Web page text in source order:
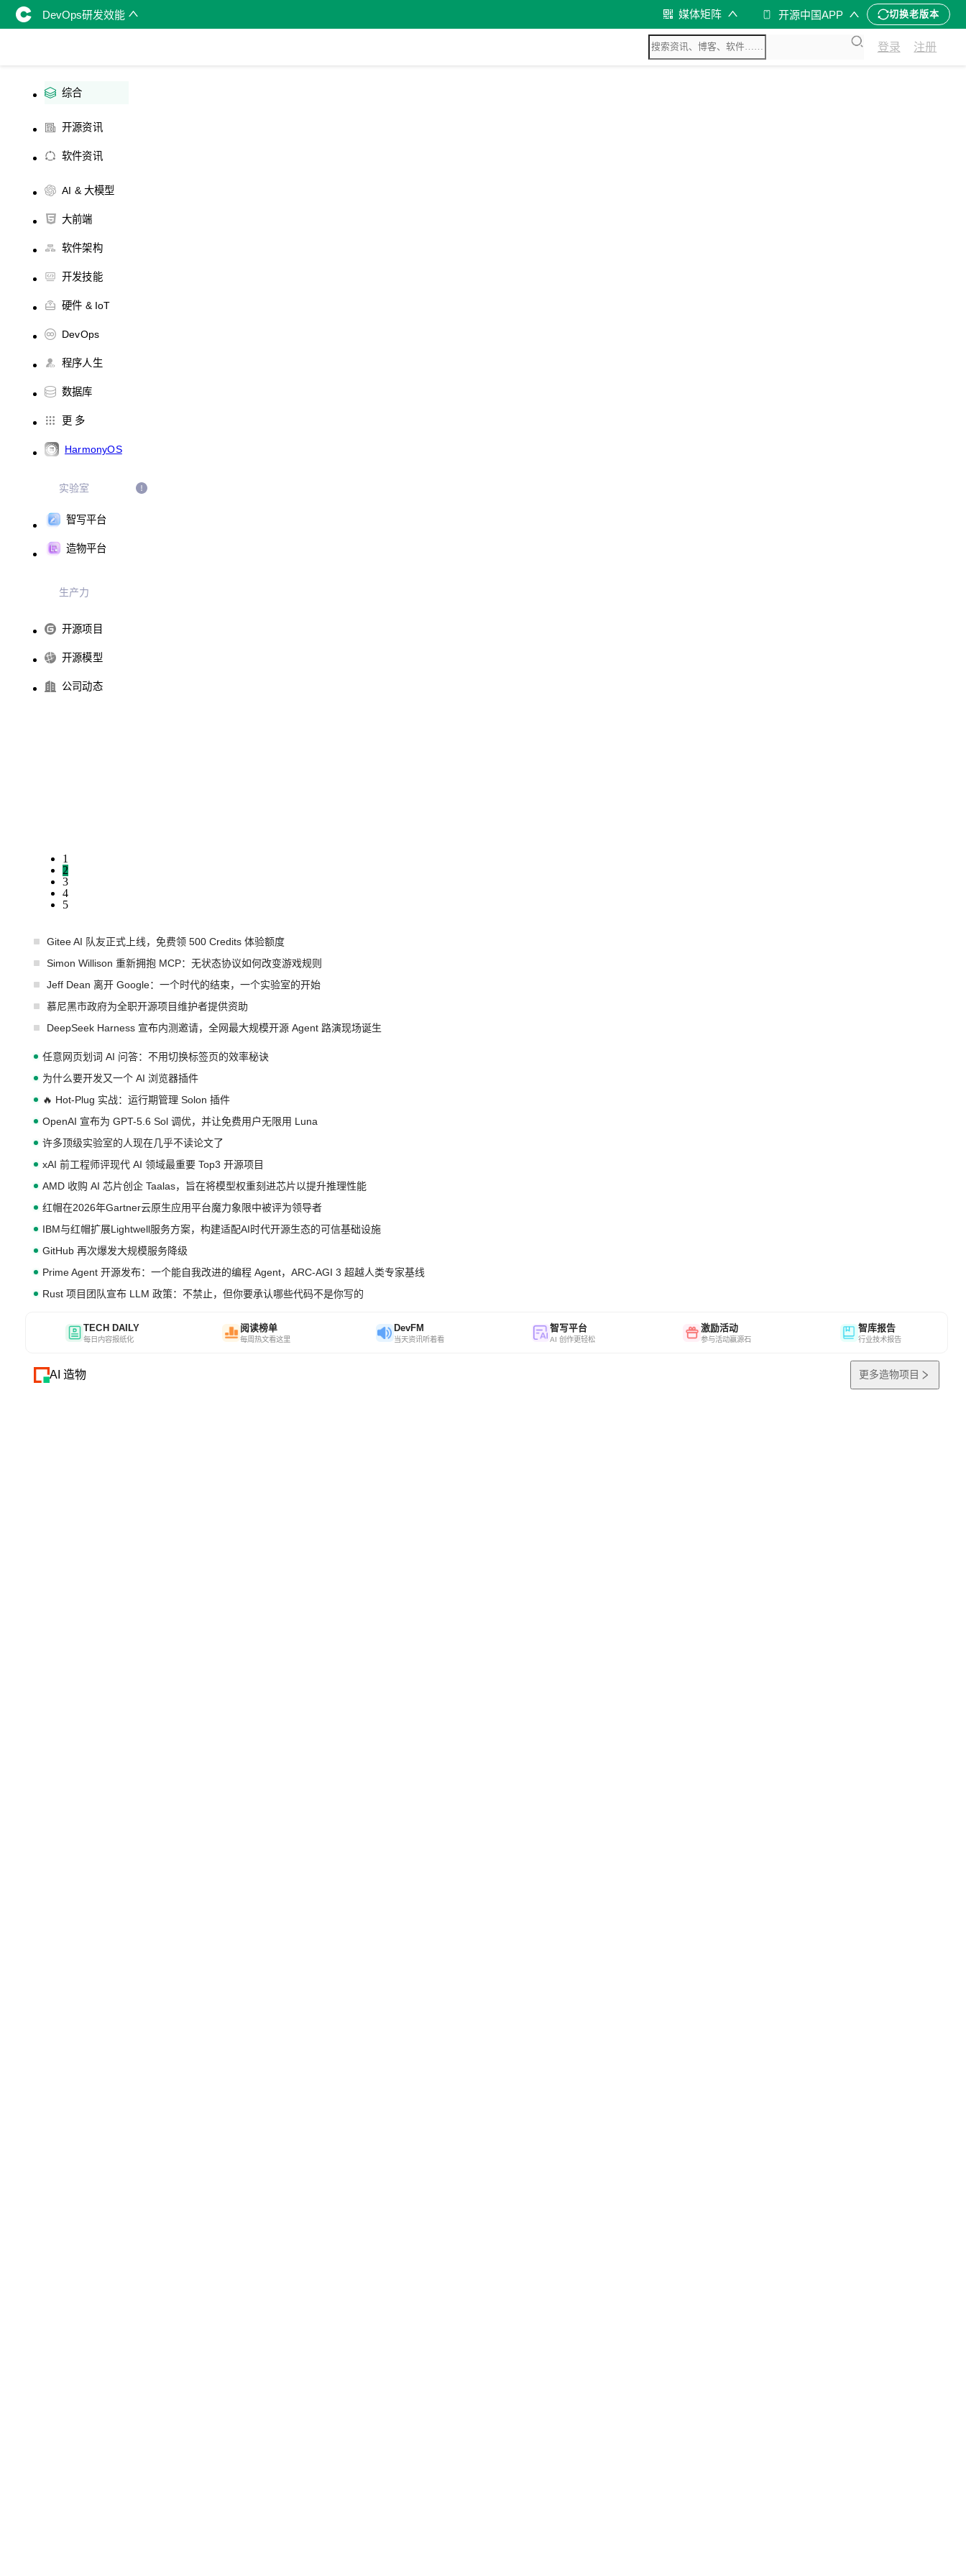
DevOps研发效能 媒体矩阵 开源中国APP 切换老版本
登录 注册
综合
开源资讯
软件资讯
AI & 大模型
大前端
软件架构
开发技能
硬件 & IoT
DevOps
程序人生
数据库
更 多
HarmonyOS
实验室
智写平台
造物平台
生产力
开源项目
开源模型
公司动态
1
2
3
4
5
Gitee AI 队友正式上线，免费领 500 Credits 体验额度
Simon Willison 重新拥抱 MCP：无状态协议如何改变游戏规则
Jeff Dean 离开 Google：一个时代的结束，一个实验室的开始
慕尼黑市政府为全职开源项目维护者提供资助
DeepSeek Harness 宣布内测邀请，全网最大规模开源 Agent 路演现场诞生
任意网页划词 AI 问答：不用切换标签页的效率秘诀
为什么要开发又一个 AI 浏览器插件
🔥 Hot-Plug 实战：运行期管理 Solon 插件
OpenAI 宣布为 GPT-5.6 Sol 调优，并让免费用户无限用 Luna
许多顶级实验室的人现在几乎不读论文了
xAI 前工程师评现代 AI 领域最重要 Top3 开源项目
AMD 收购 AI 芯片创企 Taalas，旨在将模型权重刻进芯片以提升推理性能
红帽在2026年Gartner云原生应用平台魔力象限中被评为领导者
IBM与红帽扩展Lightwell服务方案，构建适配AI时代开源生态的可信基础设施
GitHub 再次爆发大规模服务降级
Prime Agent 开源发布：一个能自我改进的编程 Agent，ARC-AGI 3 超越人类专家基线
Rust 项目团队宣布 LLM 政策：不禁止，但你要承认哪些代码不是你写的
TECH DAILY
每日内容报纸化
阅读榜单
每周热文看这里
DevFM
当天资讯听着看
智写平台
AI 创作更轻松
激励活动
参与活动赢源石
智库报告
行业技术报告
AI 造物 更多造物项目